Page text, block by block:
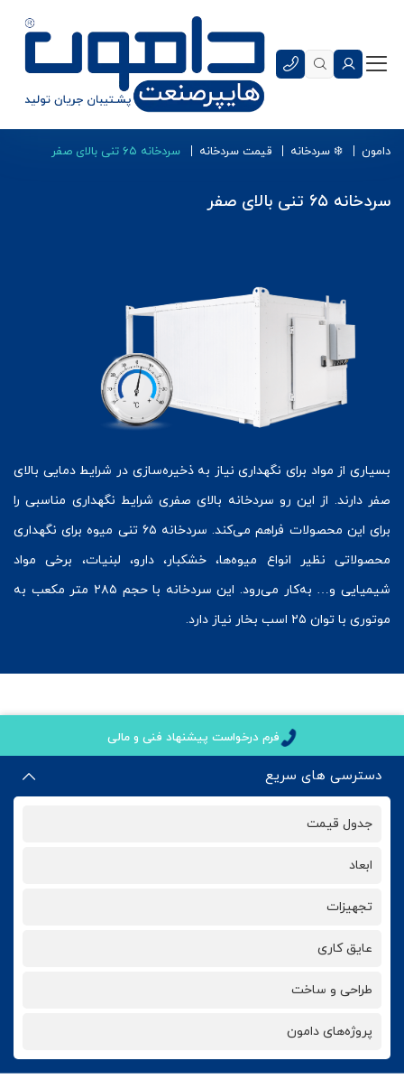
دامون ❄️ سردخانه قیمت سردخانه سردخانه ۶۵ تنی بالای صفر
سردخانه ۶۵ تنی بالای صفر
بسیاری از مواد برای نگهداری نیاز به ذخیره‌سازی در شرایط دمایی بالای
صفر دارند. از این رو سردخانه بالای صفری شرایط نگهداری مناسبی را
برای این محصولات فراهم می‌کند. سردخانه ۶۵ تنی میوه برای نگهداری
محصولاتی نظیر انواع میوه‌ها، خشکبار، دارو، لبنیات، برخی مواد
شیمیایی و… به‌کار می‌رود. این سردخانه با حجم ۲۸۵ متر مکعب به
موتوری با توان ۲۵ اسب بخار نیاز دارد.
دسترسی های سریع
جدول قیمت
ابعاد
تجهیزات
عایق کاری
طراحی و ساخت
پروژه‌های دامون
فرم درخواست پیشنهاد فنی و مالی